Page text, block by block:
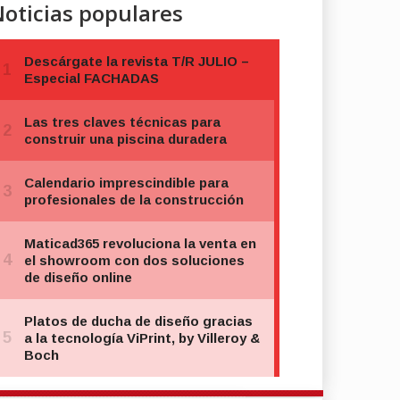
populares